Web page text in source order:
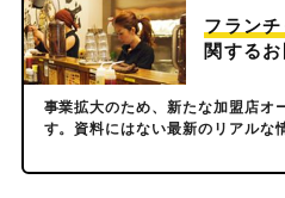
フラン
関する
事業拡大のため、新たな加盟店オ
す。資料にはない最新のリアルな